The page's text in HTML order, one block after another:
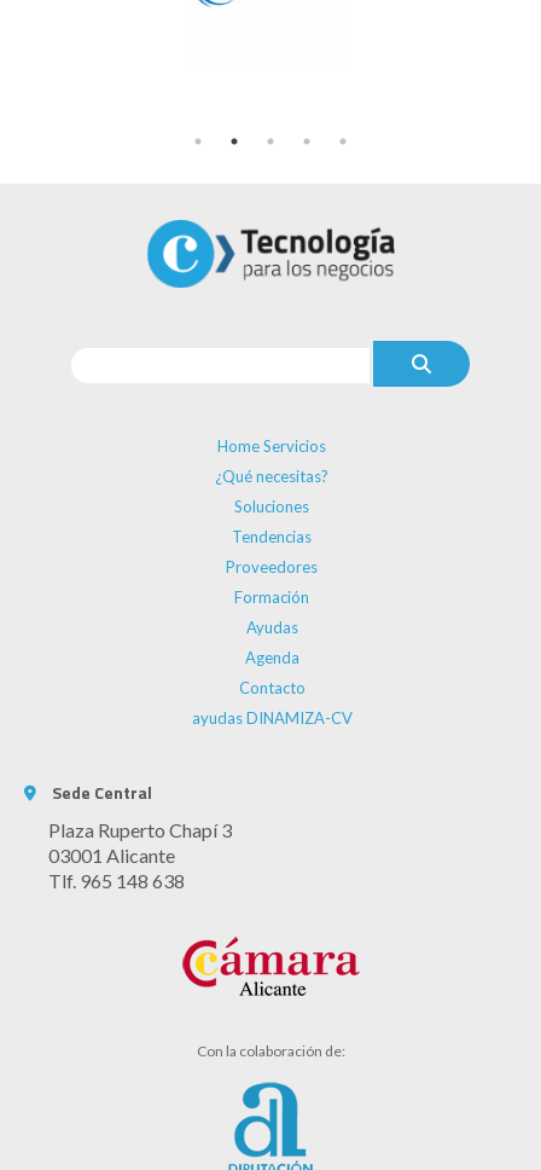
Home Servicios
¿Qué necesitas?
Soluciones
Tendencias
Proveedores
Formación
Ayudas
Agenda
Contacto
ayudas DINAMIZA-CV
Sede Central
Plaza Ruperto Chapí 3
03001 Alicante
Tlf. 965 148 638
Con la colaboración de: